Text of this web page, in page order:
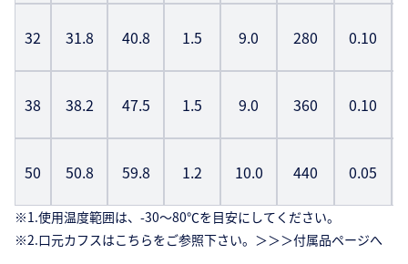
32 31.8 40.8 1.5 9.0 280 0.10
38 38.2 47.5 1.5 9.0 360 0.10
50 50.8 59.8 1.2 10.0 440 0.05
※1.使用温度範囲は、-30〜80℃を目安にしてください。
※2.口元カフスはこちらをご参照下さい。＞＞＞付属品ページへ